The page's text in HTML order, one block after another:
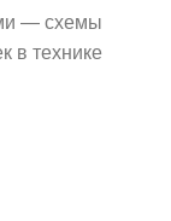
— схемы
в технике